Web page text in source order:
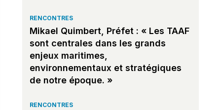
RENCONTRES
Mikael Quimbert, Préfet : « Les TAAF
sont centrales dans les grands
enjeux maritimes,
environnementaux et stratégiques
de notre époque. »
RENCONTRES